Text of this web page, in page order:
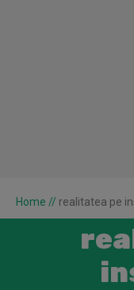
Home // realitatea pe